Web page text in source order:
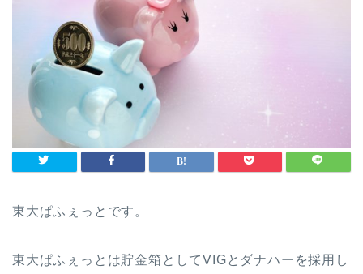
東大ぱふぇっとです。
東大ぱふぇっとは貯金箱としてVIGとダナハーを採用し